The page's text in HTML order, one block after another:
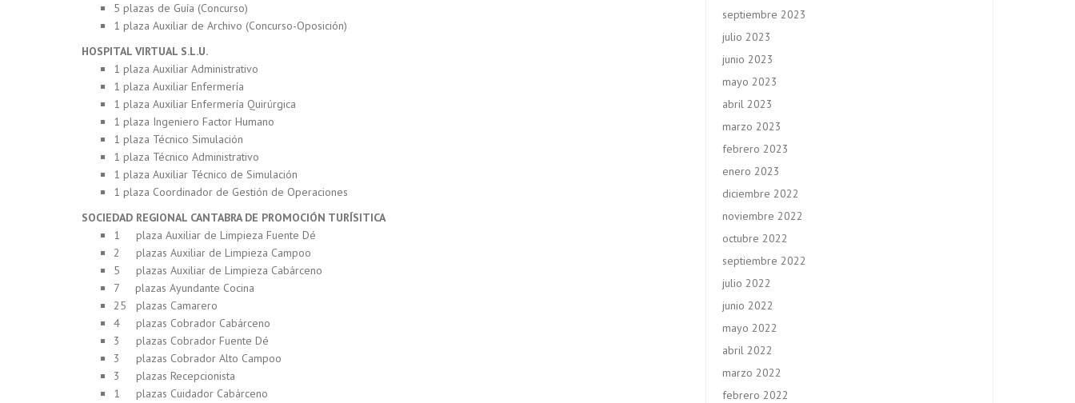
5 plazas de Guía (Concurso)
1 plaza Auxiliar de Archivo (Concurso-Oposición)
HOSPITAL VIRTUAL S.L.U.
1 plaza Auxiliar Administrativo
1 plaza Auxiliar Enfermería
1 plaza Auxiliar Enfermería Quirúrgica
1 plaza Ingeniero Factor Humano
1 plaza Técnico Simulación
1 plaza Técnico Administrativo
1 plaza Auxiliar Técnico de Simulación
1 plaza Coordinador de Gestión de Operaciones
SOCIEDAD REGIONAL CANTABRA DE PROMOCIÓN TURÍSITICA
1 plaza Auxiliar de Limpieza Fuente Dé
2 plazas Auxiliar de Limpieza Campoo
5 plazas Auxiliar de Limpieza Cabárceno
7 plazas Ayundante Cocina
25 plazas Camarero
4 plazas Cobrador Cabárceno
3 plazas Cobrador Fuente Dé
3 plazas Cobrador Alto Campoo
3 plazas Recepcionista
1 plazas Cuidador Cabárceno
septiembre 2023
julio 2023
junio 2023
mayo 2023
abril 2023
marzo 2023
febrero 2023
enero 2023
diciembre 2022
noviembre 2022
octubre 2022
septiembre 2022
julio 2022
junio 2022
mayo 2022
abril 2022
marzo 2022
febrero 2022